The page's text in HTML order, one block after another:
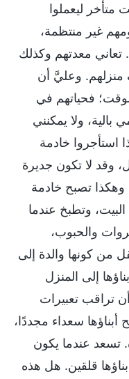
متأخر ليعملوا
غير منتظمة،
تعاني معدتهم وكذلك
وعليَّ أن
فحياتهم في
ولا يمكنني
استأجروا خادمة
وقد لا تكون جديرة
وهكذا تصبح خادمة
وتطبخ عندما
والحبوب،
من كونها والدة إلى
إلى المنزل
تراقب تعبيرات
سعداء مجددًا،
تسعد عندما يكون
قلقين. هل هذه